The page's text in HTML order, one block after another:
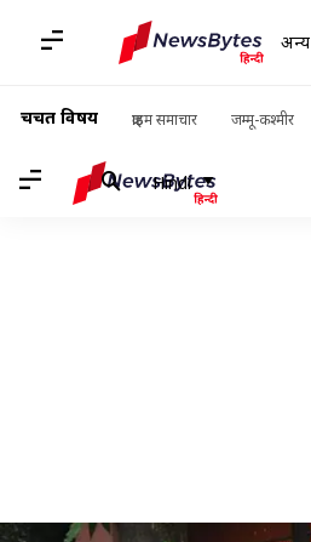
अन्य
चर्चित विषय क्राइम समाचार जम्मू-कश्मीर
Hindi